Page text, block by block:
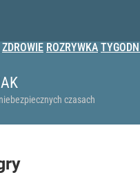
ZDROWIE ROZRYWKA
czasach